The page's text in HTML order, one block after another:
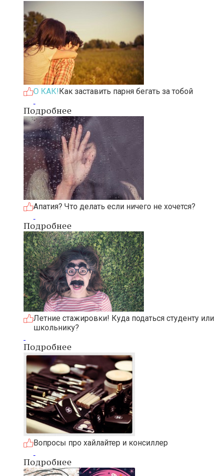
О КАК!Как заставить парня бегать за тобой
Подробнее
Апатия? Что делать если ничего не хочется?
Подробнее
Летние стажировки! Куда податься студенту или
школьнику?
Подробнее
Вопросы про хайлайтер и консиллер
Подробнее